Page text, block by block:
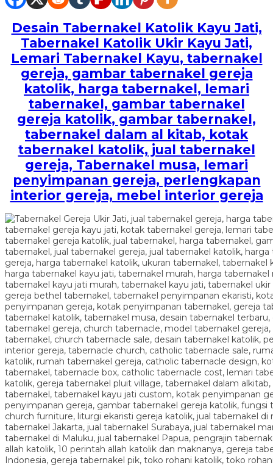
Desain Tabernakel Katolik Kayu Jati,
Tabernakel Katolik Ukir Kayu Jati,
Lemari Tabernakel Kayu, tabernakel
gereja, gambar tabernakel gereja
katolik, harga tabernakel, lemari
tabernakel, gambar tabernakel
gereja katolik, gambar tabernakel,
tabernakel dalam al kitab, kotak
tabernakel katolik, jual tabernakel
gereja, Tabernakel musa, lemari
penyimpanan gereja, perlengkapan
interior gereja, mebel interior gereja